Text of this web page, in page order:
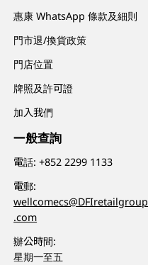
惠康 WhatsApp 條款及細則
門市退/換貨政策
門店位置
牌照及許可證
加入我們
一般查詢
電話:+852 2299 1133
電郵:
wellcomecs@DFIretailgroup
.com
辦公時間:
星期一至五